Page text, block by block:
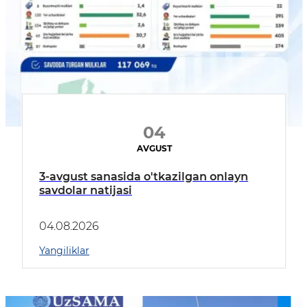
04
AVGUST
3-avgust sanasida o'tkazilgan onlayn
savdolar natijasi
04.08.2026
Yangiliklar